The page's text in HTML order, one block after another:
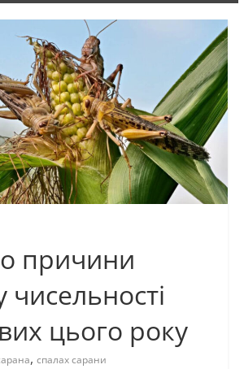
причини
чисельності
цього року
, спалах сарани